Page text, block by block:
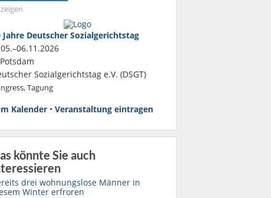
Jahre Deutscher Sozialgerichtstag
Potsdam
Sozialgerichtstag e.V. (DSGT)
Tagung
Kalender• Veranstaltung eintragen
könnte Sie auch
drei wohnungslose Männer in
Winter erfroren